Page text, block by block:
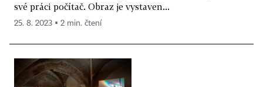
své práci počítač. Obraz je vystaven...
25. 8. 2023 ▪ 2 min. čtení